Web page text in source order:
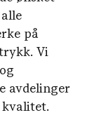
på
Vi
avdelinger